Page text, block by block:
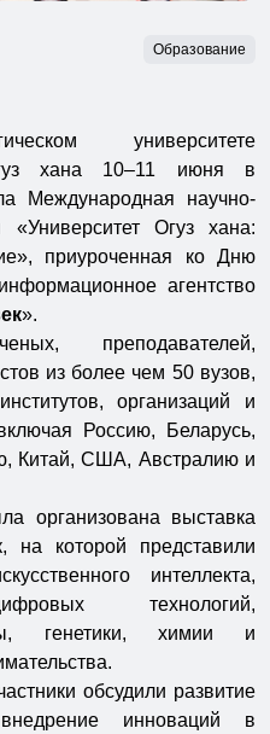
Образование
университете
хана 10–11 июня в
Международная научно-
«Университет Огуз хана:
приуроченная ко Дню
агентство
».
преподавателей,
из более чем 50 вузов,
организаций и
Россию, Беларусь,
Китай, США, Австралию и
организована выставка
на которой представили
интеллекта,
технологий,
генетики, химии и
обсудили развитие
инноваций в